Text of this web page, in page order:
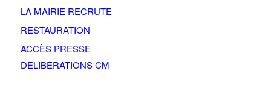
LA MAIRIE RECRUTE
RESTAURATION
ACCÈS PRESSE
DELIBERATIONS CM